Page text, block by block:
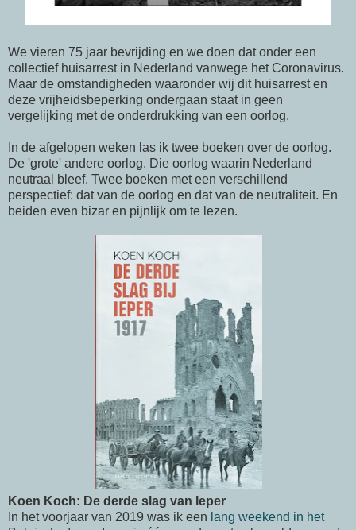
We vieren 75 jaar bevrijding en we doen dat onder een
collectief huisarrest in Nederland vanwege het Coronavirus.
Maar de omstandigheden waaronder wij dit huisarrest en
deze vrijheidsbeperking ondergaan staat in geen
vergelijking met de onderdrukking van een oorlog.
In de afgelopen weken las ik twee boeken over de oorlog.
De 'grote' andere oorlog. Die oorlog waarin Nederland
neutraal bleef. Twee boeken met een verschillend
perspectief: dat van de oorlog en dat van de neutraliteit. En
beiden even bizar en pijnlijk om te lezen.
Koen Koch: De derde slag van Ieper
In het voorjaar van 2019 was ik een lang weekend in het